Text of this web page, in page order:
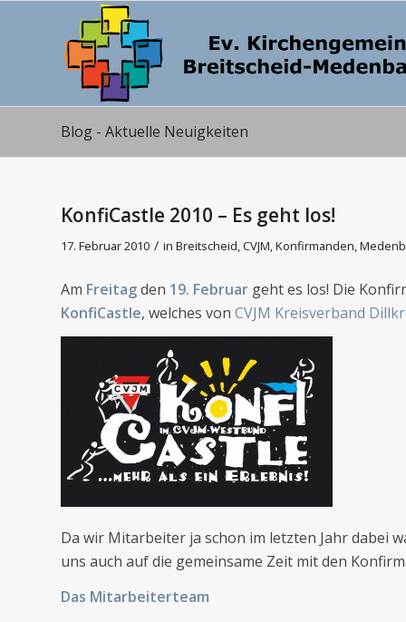
Blog - Aktuelle Neuigkeiten
KonfiCastle 2010 – Es geht los!
17. Februar 2010 / in Breitscheid,CVJM,Konfirmanden,
Am Freitagden 19. Februar geht es los! Die
KonfiCastle, welches von CVJM Kreisverband
Da wir Mitarbeiter ja schon im letzten Jahr dabei
uns auch auf die gemeinsame Zeit mit den
Das Mitarbeiterteam